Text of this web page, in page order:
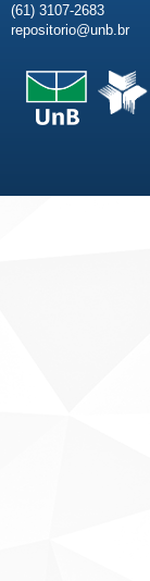
(61) 3107-2683
repositorio@unb.br